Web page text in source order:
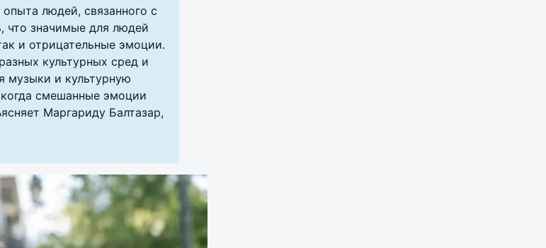
людей, связанного с
что значимые для людей
и отрицательные эмоции.
культурных сред и
музыки и культурную
смешанные эмоции
Маргариду Балтазар,